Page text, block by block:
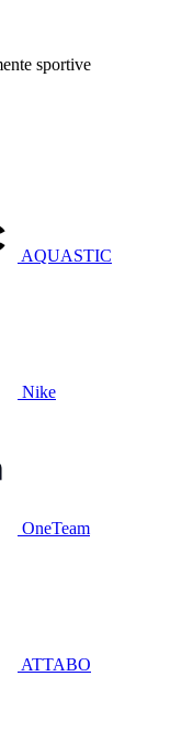
sportive
AQUASTIC
Nike
OneTeam
ATTABO